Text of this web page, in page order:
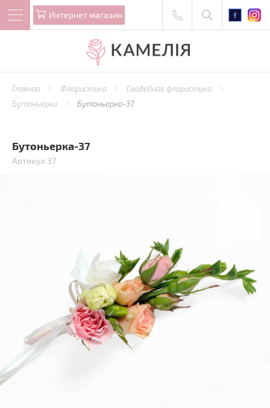
Интернет магазин
Главная Флористика
Свадебная флористика
Бутоньерки
Бутоньерка-37
Бутоньерка-37
Артикул 37